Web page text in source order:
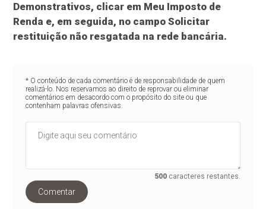
Demonstrativos, clicar em Meu Imposto de
Renda e, em seguida, no campo Solicitar
restituição não resgatada na rede bancária.
* O conteúdo de cada comentário é de responsabilidade de quem
realizá-lo. Nos reservamos ao direito de reprovar ou eliminar
comentários em desacordo com o propósito do site ou que
contenham palavras ofensivas.
500 caracteres restantes.
Comentar